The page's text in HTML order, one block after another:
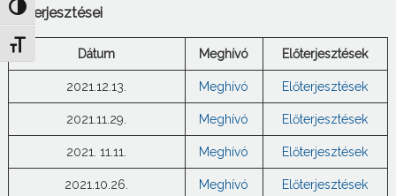
Nagy kontraszt váltása
Betűméret váltása
előterjesztései
Dátum Meghívó Előterjesztések
2021.12.13. Meghívó Előterjesztések
2021.11.29. Meghívó Előterjesztések
2021. 11.11. Meghívó Előterjesztések
2021.10.26. Meghívó Előterjesztések